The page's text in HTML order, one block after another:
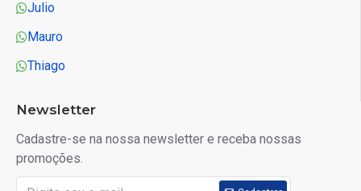
Julio
Mauro
Thiago
Newsletter
Cadastre-se na nossa newsletter e receba nossas
promoções.